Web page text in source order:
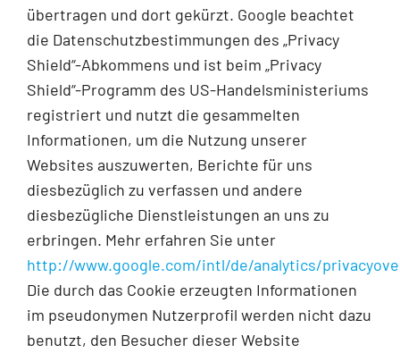
übertragen und dort gekürzt. Google beachtet
die Datenschutzbestimmungen des „Privacy
Shield“-Abkommens und ist beim „Privacy
Shield“-Programm des US-Handelsministeriums
registriert und nutzt die gesammelten
Informationen, um die Nutzung unserer
Websites auszuwerten, Berichte für uns
diesbezüglich zu verfassen und andere
diesbezügliche Dienstleistungen an uns zu
erbringen. Mehr erfahren Sie unter
http://www.google.com/intl/de/analytics/
Die durch das Cookie erzeugten Informationen
im pseudonymen Nutzerprofil werden nicht dazu
benutzt, den Besucher dieser Website